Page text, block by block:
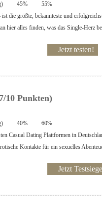
45%
55%
die größte, bekannteste und
hier alles finden, was das Single-Herz
Jetzt testen!
10 Punkten)
40%
60%
Casual Dating Plattformen in
Kontakte für ein sexuelles
Jetzt